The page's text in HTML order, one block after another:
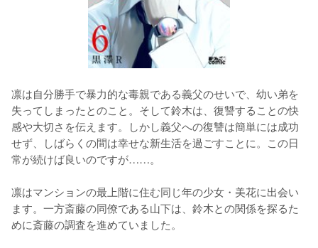
凛は自分勝手で暴力的な毒親である義父のせいで、幼い弟を
失ってしまったとのこと。そして鈴木は、復讐することの快
感や大切さを伝えます。しかし義父への復讐は簡単には成功
せず、しばらくの間は幸せな新生活を過ごすことに。この日
常が続けば良いのですが……。
凛はマンションの最上階に住む同じ年の少女・美花に出会い
ます。一方斎藤の同僚である山下は、鈴木との関係を探るた
めに斎藤の調査を進めていました。